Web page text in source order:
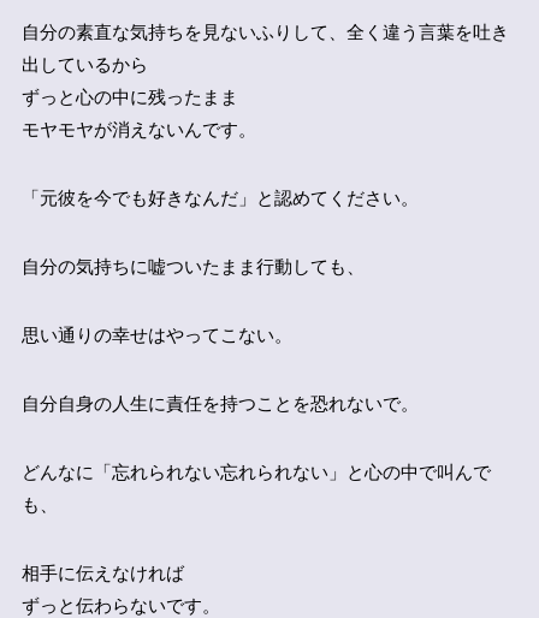
自分の素直な気持ちを見ないふりして、全く違う言葉を吐き
出しているから
ずっと心の中に残ったまま
モヤモヤが消えないんです。
「元彼を今でも好きなんだ」と認めてください。
自分の気持ちに嘘ついたまま行動しても、
思い通りの幸せはやってこない。
自分自身の人生に責任を持つことを恐れないで。
どんなに「忘れられない忘れられない」と心の中で叫んで
も、
相手に伝えなければ
ずっと伝わらないです。